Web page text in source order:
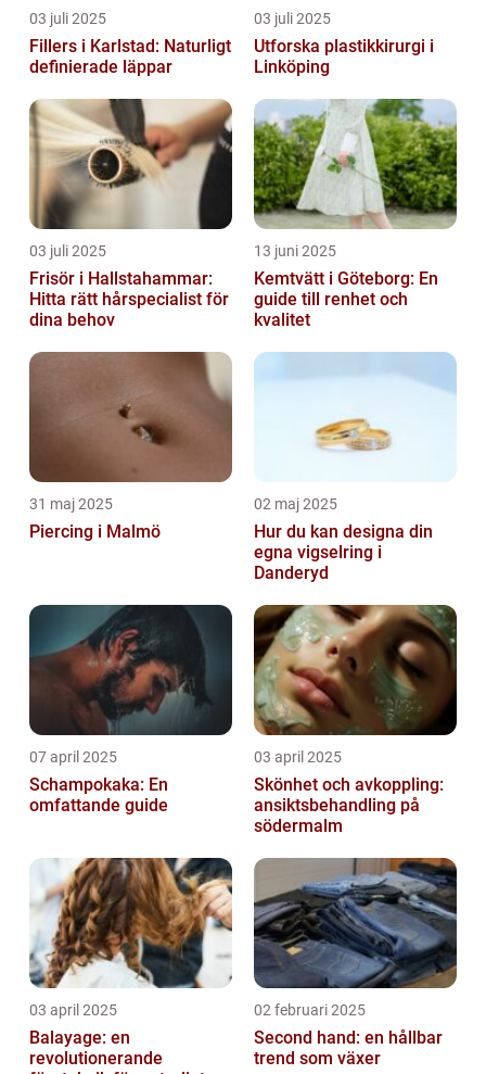
03 juli 2025
Fillers i Karlstad: Naturligt
definierade läppar
03 juli 2025
Utforska plastikkirurgi i
Linköping
03 juli 2025
Frisör i Hallstahammar:
Hitta rätt hårspecialist för
dina behov
13 juni 2025
Kemtvätt i Göteborg: En
guide till renhet och
kvalitet
31 maj 2025
Piercing i Malmö
02 maj 2025
Hur du kan designa din
egna vigselring i
Danderyd
07 april 2025
Schampokaka: En
omfattande guide
03 april 2025
Skönhet och avkoppling:
ansiktsbehandling på
södermalm
03 april 2025
Balayage: en
revolutionerande
02 februari 2025
Second hand: en hållbar
trend som växer